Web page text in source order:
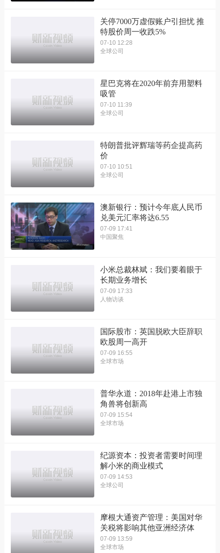
关停7000万虚假账户引担忧 推
特股价周一收跌5%
07-10 12:28
全球公司
星巴克将在2020年前弃用塑料
吸管
07-10 11:39
全球公司
特朗普批评辉瑞等药企提高药
价
07-10 10:51
全球公司
澳新银行：预计今年底人民币
兑美元汇率将达6.55
07-09 17:41
中国聚焦
小米总裁林斌：我们要着眼于
长期业务增长
07-09 17:33
人物访谈
国际股市：英国脱欧大臣辞职
欧股周一高开
07-09 16:55
全球市场
普华永道：2018年赴港上市独
角兽将创新高
07-09 15:54
全球市场
纪源资本：投资者需要时间理
解小米的商业模式
07-09 14:53
全球公司
摩根大通资产管理：美国对华
关税将影响其他亚洲经济体
07-09 13:59
全球市场